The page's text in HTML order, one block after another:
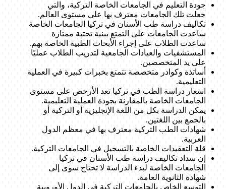
جودة التعليم في الجامعات الخاصة التركية، والتي
جعلت تلك الجامعات معترف بها على مستوى العالم.
تكاليف دراسة طب الأسنان في تركيا الجامعات الخاصة
ساعدت الجامعات على التمتع ببنية تحتية ممتازة
ساعدت الطلاب على إجراء الأبحاث الطبية الخاصة بهم.
المستشفيات والعيادات الجامعية لتدريب الطلاب عمليًا
على يد المتخصصين.
أساتذة وكوادر متخصصة تتمتع بخبرات كبيرة في العملية
التعليمية.
اسعار دراسة الطب في تركيا تعد الأرخص على مستوى
الجامعات الخاصة بالمقارنة بجودة العملية التعليمية.
يمكن الدراسة بكل من اللغة الإنجليزية أو التركية أو
بالجمع بين اللغتين.
شهادات الطب التركية معترف بها في معظم الدول
العربية.
قلة التعقيدات الخاصة بالتسجيل في الجامعات التركية.
إن سداد تكاليف دراسة طب الأسنان في تركيا
الجامعات الخاصة لبدء الدراسة لا تحتاج سوى إلى
شهادة الثانوية العامة.
التوسع الخاص بالجامعات التركية في الدول الأوروبية